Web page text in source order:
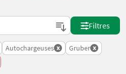
triées sur Landwirt.com
Filtres
Autochargeuses x Gruber x